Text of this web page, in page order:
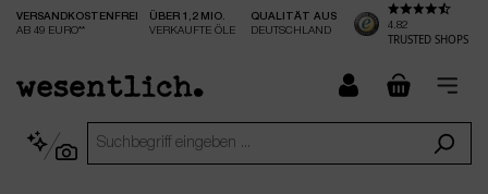
springen
VERSANDKOSTENFREI
AB 49 EURO**
ÜBER 1,2 MIO.
VERKAUFTE ÖLE
QUALITÄT AUS
DEUTSCHLAND
4.82
TRUSTED SHOPS